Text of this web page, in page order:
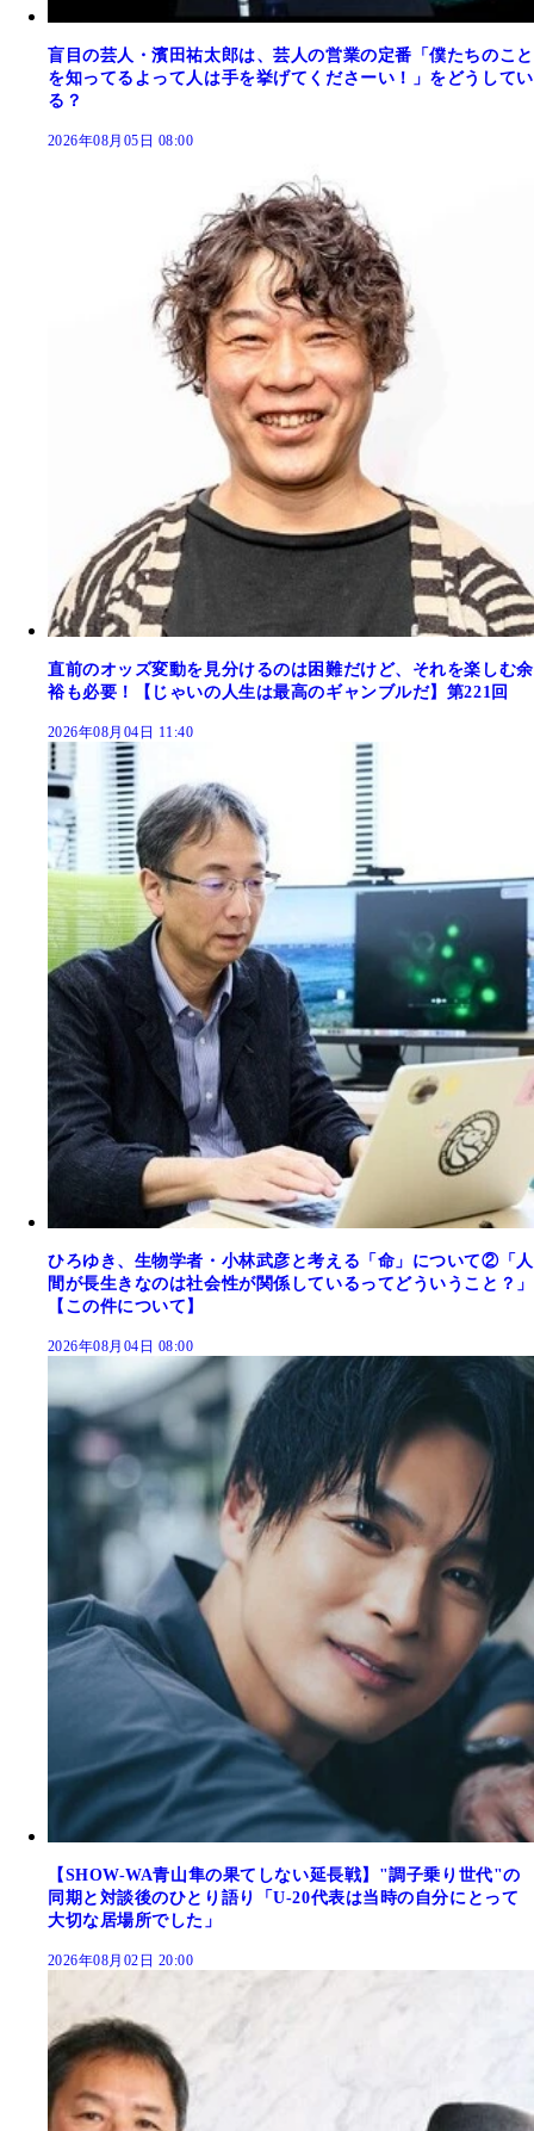
盲目の芸人・濱田祐太郎は、芸人の営業の定番「僕たちのこと
を知ってるよって人は手を挙げてくださーい！」をどうしてい
る？
2026年08月05日 08:00
直前のオッズ変動を見分けるのは困難だけど、それを楽しむ余
裕も必要！【じゃいの人生は最高のギャンブルだ】第221回
2026年08月04日 11:40
ひろゆき、生物学者・小林武彦と考える「命」について②「人
間が長生きなのは社会性が関係しているってどういうこと？」
【この件について】
2026年08月04日 08:00
【SHOW-WA青山隼の果てしない延長戦】"調子乗り世代"の
同期と対談後のひとり語り「U-20代表は当時の自分にとって
大切な居場所でした」
2026年08月02日 20:00